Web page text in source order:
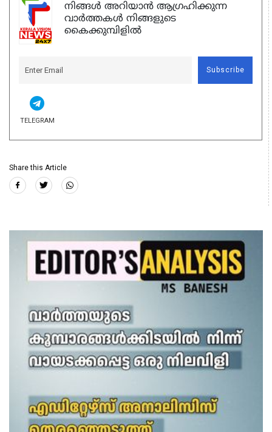
നിങ്ങൾ അറിയാൻ ആഗ്രഹിക്കുന്ന
വാർത്തകൾ നിങ്ങളുടെ
കൈക്കുമ്പിളിൽ
Subscribe
TELEGRAM
Share this Article